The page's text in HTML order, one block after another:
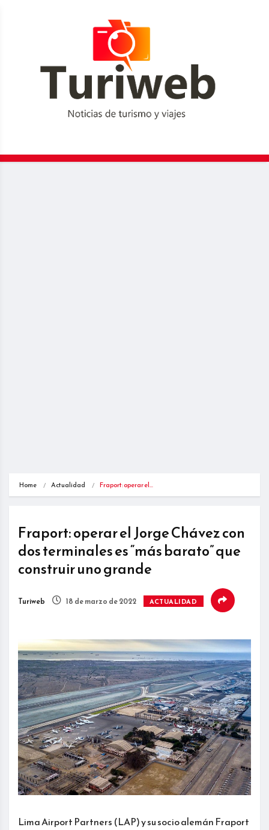
Home Actualidad Fraport: operar el…
Fraport: operar el Jorge Chávez con
dos terminales es “más barato” que
construir uno grande
Turiweb 18 de marzo de 2022 ACTUALIDAD
Lima Airport Partners (LAP) y su socio alemán Fraport